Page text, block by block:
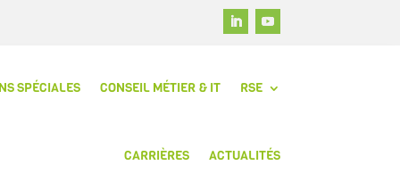
SPÉCIALES CONSEIL MÉTIER & IT RSE
CARRIÈRES ACTUALITÉS